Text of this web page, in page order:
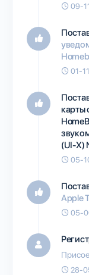
09-
01-
карты
(UI-X)
05-
Apple
05-
28-